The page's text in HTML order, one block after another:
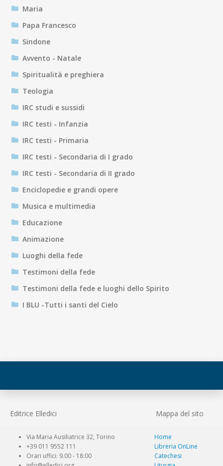
Maria
Papa Francesco
Sindone
Avvento - Natale
Spiritualità e preghiera
Teologia
IRC studi e sussidi
IRC testi - Infanzia
IRC testi - Primaria
IRC testi - Secondaria di I grado
IRC testi - Secondaria di II grado
Enciclopedie e grandi opere
Musica e multimedia
Educazione
Animazione
Luoghi della fede
Testimoni della fede
Testimoni della fede e luoghi dello Spirito
I BLU -Tutti i santi del Cielo
Editrice Elledici Mappa del sito
Via Maria Ausiliatrice 32, Torino
+39 011 9552 111
Orari uffici: 9.00 - 18:00
Home
Libreria OnLine
Catechesi